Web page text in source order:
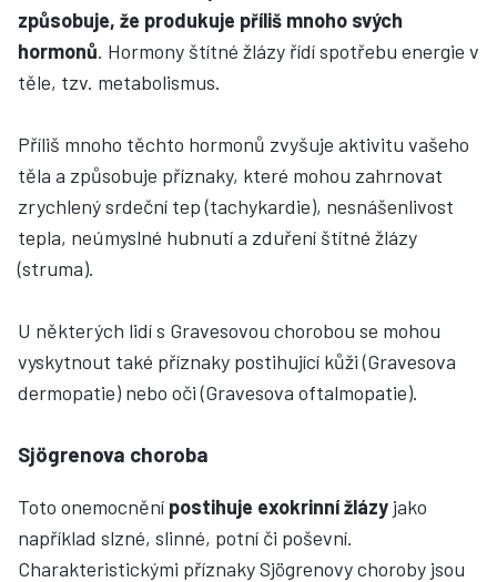
způsobuje, že produkuje příliš mnoho svých
hormonů. Hormony štítné žlázy řídí spotřebu energie v
těle, tzv. metabolismus.
Příliš mnoho těchto hormonů zvyšuje aktivitu vašeho
těla a způsobuje příznaky, které mohou zahrnovat
zrychlený srdeční tep (tachykardie), nesnášenlivost
tepla, neúmyslné hubnutí a zduření štítné žlázy
(struma).
U některých lidí s Gravesovou chorobou se mohou
vyskytnout také příznaky postihující kůži (Gravesova
dermopatie) nebo oči (Gravesova oftalmopatie).
Sjögrenova choroba
Toto onemocnění postihuje exokrinní žlázy jako
například slzné, slinné, potní či poševní.
Charakteristickými příznaky Sjögrenovy choroby jsou